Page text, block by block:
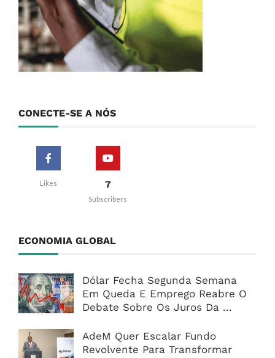
CONECTE-SE A NÓS
Likes 7
Subscribers
ECONOMIA GLOBAL
Dólar Fecha Segunda Semana
Em Queda E Emprego Reabre O
Debate Sobre Os Juros Da ...
AdeM Quer Escalar Fundo
Revolvente Para Transformar